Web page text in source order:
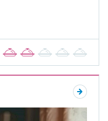
2 3 4